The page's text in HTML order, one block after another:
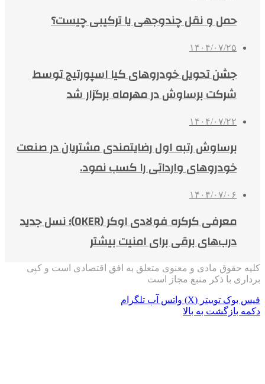
حمل و نقل چندوجهی یا ترکیبی چیست؟
۱۴۰۴/۰۷/۲۵
جشن تحویل خودروهای کیا اسپورتیج توسط
شرکت برساوش در مهرماه برگزار شد
۱۴۰۴/۰۷/۲۲
برساوش رتبه اول رضایتمندی مشتریان در صنعت
خودروهای وارداتی را کسب نمود.
۱۴۰۴/۰۷/۰۶
معرفی کرکره فولادی اوکر (OKER)؛ نسل جدید
درب‌های برقی برای امنیت بیشتر
کلیه حقوق مادی و معنوی متعلق به افق اقتصادی است و کپی
برداری با ذکر منبع مجاز است
فیس بوک توییتر (X) واتس آپ تلگرام
دکمه بازگشت به بالا